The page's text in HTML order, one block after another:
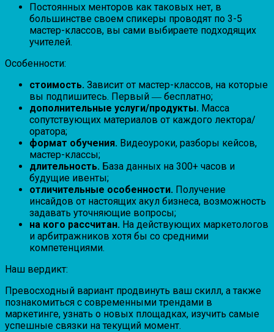
Постоянных менторов как таковых нет, в
большинстве своем спикеры проводят по 3-5
мастер-классов, вы сами выбираете подходящих
учителей.
Особенности:
стоимость. Зависит от мастер-классов, на которые
вы подпишитесь. Первый ― бесплатно;
дополнительные услуги/продукты. Масса
сопутствующих материалов от каждого лектора/
оратора;
формат обучения. Видеоуроки, разборы кейсов,
мастер-классы;
длительность. База данных на 300+ часов и
будущие ивенты;
отличительные особенности. Получение
инсайдов от настоящих акул бизнеса, возможность
задавать уточняющие вопросы;
на кого рассчитан. На действующих маркетологов
и арбитражников хотя бы со средними
компетенциями.
Наш вердикт:
Превосходный вариант продвинуть ваш скилл, а также
познакомиться с современными трендами в
маркетинге, узнать о новых площадках, изучить самые
успешные связки на текущий момент.